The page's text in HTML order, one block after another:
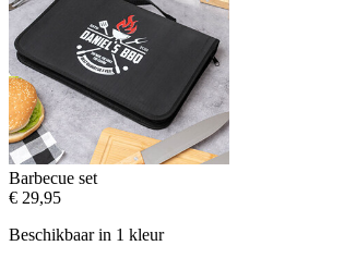
Barbecue set
€ 29,95
Beschikbaar in 1 kleur